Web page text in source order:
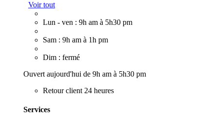
Voir tout
Lun - ven : 9h am à 5h30 pm
Sam : 9h am à 1h pm
Dim : fermé
Ouvert aujourd'hui de 9h am à 5h30 pm
Retour client 24 heures
Services